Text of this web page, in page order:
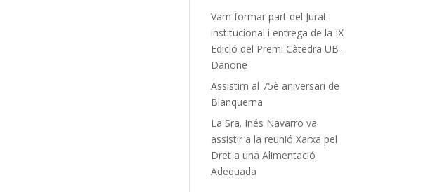
Vam formar part del Jurat
institucional i entrega de la IX
Edició del Premi Càtedra UB-
Danone
Assistim al 75è aniversari de
Blanquerna
La Sra. Inés Navarro va
assistir a la reunió Xarxa pel
Dret a una Alimentació
Adequada